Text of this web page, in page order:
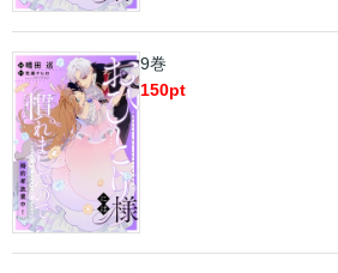
9巻
150pt